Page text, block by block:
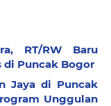
RT/RW Baru
di Puncak Bogor
Jaya di Puncak
Unggulan